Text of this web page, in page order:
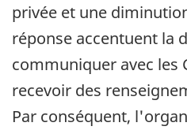
privée et une
réponse accentuent la
communiquer avec les
recevoir des
Par conséquent,